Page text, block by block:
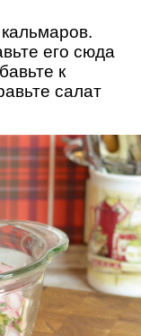
его сюда
к
салат